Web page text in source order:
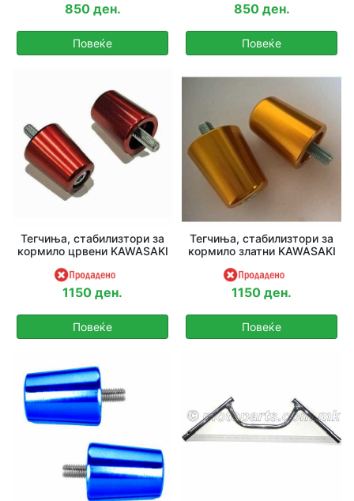
850 ден.
Повеќе
850 ден.
Повеќе
Тегчиња, стабилизтори за
кормило црвени KAWASAKI
1150 ден.
Повеќе
Тегчиња, стабилизтори за
кормило златни KAWASAKI
1150 ден.
Повеќе